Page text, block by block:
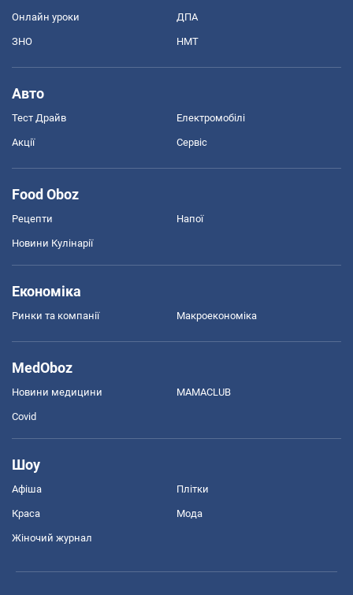
Онлайн уроки ДПА
ЗНО НМТ
Авто
Тест Драйв Електромобілі
Акції Сервіс
Food Oboz
Рецепти Напої
Новини Кулінарії
Економіка
Ринки та компанії Макроекономіка
MedOboz
Новини медицини MAMACLUB
Covid
Шоу
Афіша Плітки
Краса Мода
Жіночий журнал